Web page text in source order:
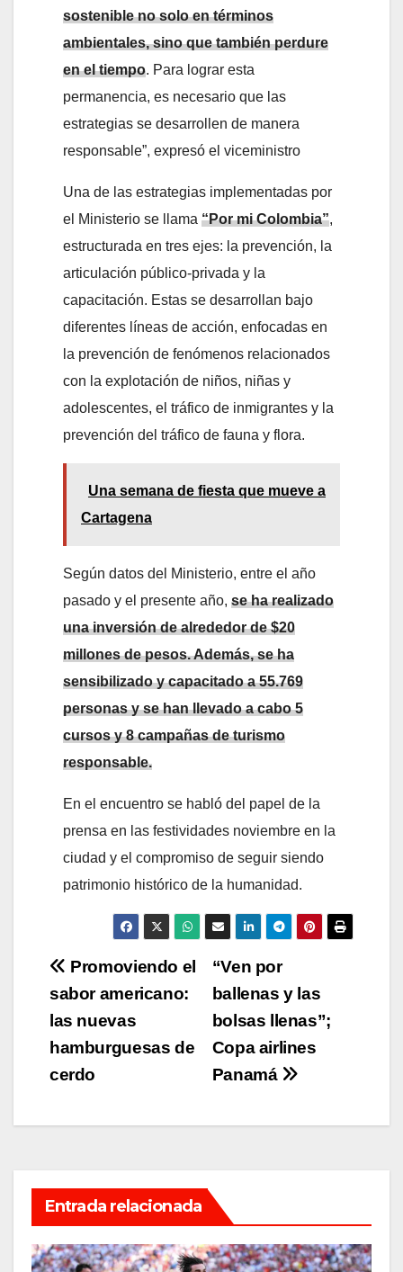
sostenible no solo en términos
ambientales, sino que también perdure
en el tiempo. Para lograr esta
permanencia, es necesario que las
estrategias se desarrollen de manera
responsable”, expresó el viceministro
Una de las estrategias implementadas por
el Ministerio se llama “Por mi Colombia”,
estructurada en tres ejes: la prevención, la
articulación público-privada y la
capacitación. Estas se desarrollan bajo
diferentes líneas de acción, enfocadas en
la prevención de fenómenos relacionados
con la explotación de niños, niñas y
adolescentes, el tráfico de inmigrantes y la
prevención del tráfico de fauna y flora.
Una semana de fiesta que mueve a
Cartagena
Según datos del Ministerio, entre el año
pasado y el presente año, se ha realizado
una inversión de alrededor de $20
millones de pesos. Además, se ha
sensibilizado y capacitado a 55.769
personas y se han llevado a cabo 5
cursos y 8 campañas de turismo
responsable.
En el encuentro se habló del papel de la
prensa en las festividades noviembre en la
ciudad y el compromiso de seguir siendo
patrimonio histórico de la humanidad.
Navegación
de
entradas
“Ven por
ballenas y las
bolsas llenas”;
Copa airlines
Panamá
Promoviendo el
sabor americano:
las nuevas
hamburguesas de
cerdo
Entrada relacionada